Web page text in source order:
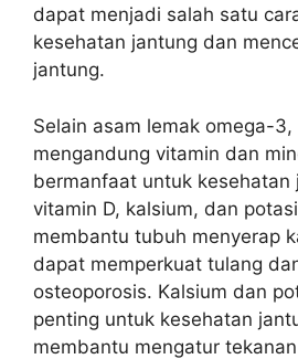
dapat menjadi salah satu
kesehatan jantung dan
jantung.
Selain asam lemak omega-3,
mengandung vitamin dan
bermanfaat untuk kesehatan
vitamin D, kalsium, dan
membantu tubuh menyerap
dapat memperkuat tulang
osteoporosis. Kalsium dan
penting untuk kesehatan
membantu mengatur